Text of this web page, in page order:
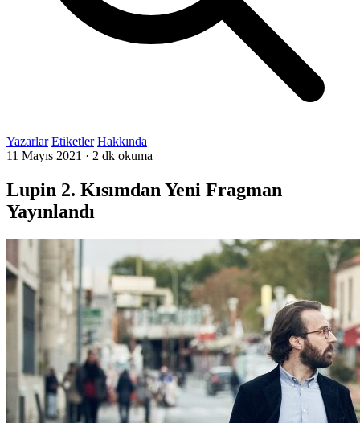
Yazarlar Etiketler Hakkında
11 Mayıs 2021 · 2 dk okuma
Lupin 2. Kısımdan Yeni Fragman
Yayınlandı